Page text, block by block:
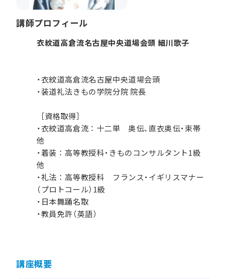
講師プロフィール
衣紋道高倉流名古屋中央道場会頭 細川歌子
・衣紋道高倉流名古屋中央道場会頭
・装道礼法きもの学院分院 院長
［資格取得］
・衣紋道高倉流：十二単 奥伝、直衣奥伝・束帯
他
・着装：高等教授科・きものコンサルタント1級
他
・礼法：高等教授科 フランス・イギリスマナー
（プロトコール）1級
・日本舞踊名取
・教員免許（英語）
講座概要